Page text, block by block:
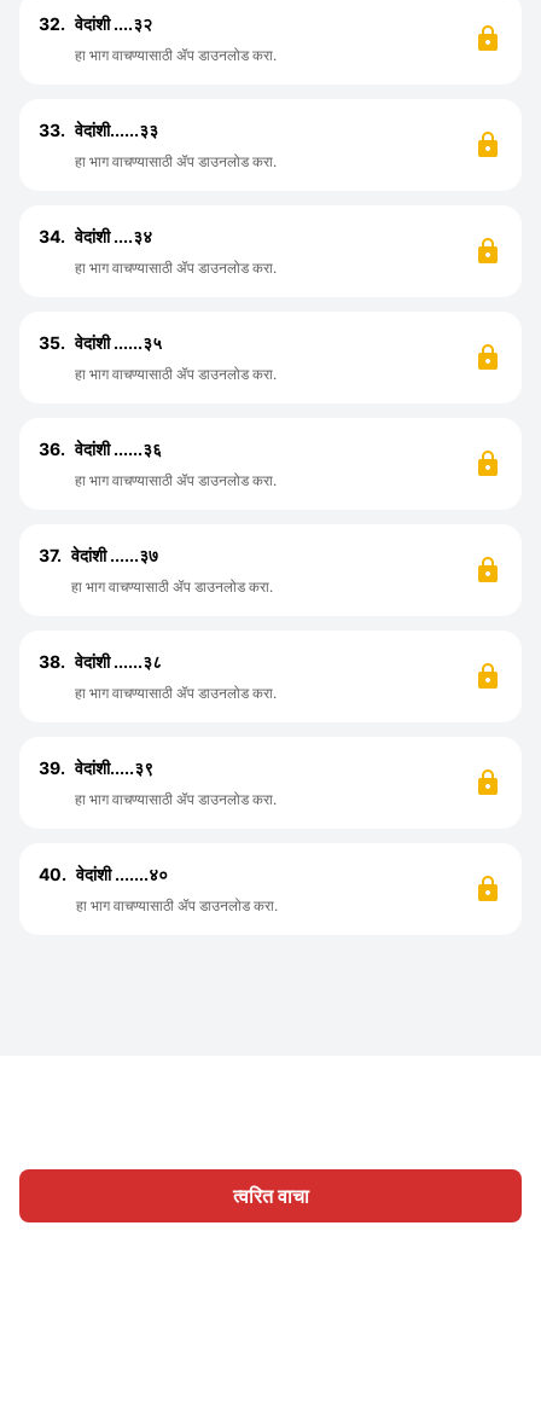
त्वरित वाचा
32. वेदांशी ....३२
हा भाग वाचण्यासाठी ॲप डाउनलोड करा.
33. वेदांशी......३३
हा भाग वाचण्यासाठी ॲप डाउनलोड करा.
34. वेदांशी ....३४
हा भाग वाचण्यासाठी ॲप डाउनलोड करा.
35. वेदांशी ......३५
हा भाग वाचण्यासाठी ॲप डाउनलोड करा.
36. वेदांशी ......३६
हा भाग वाचण्यासाठी ॲप डाउनलोड करा.
37. वेदांशी ......३७
हा भाग वाचण्यासाठी ॲप डाउनलोड करा.
38. वेदांशी ......३८
हा भाग वाचण्यासाठी ॲप डाउनलोड करा.
39. वेदांशी.....३९
हा भाग वाचण्यासाठी ॲप डाउनलोड करा.
40. वेदांशी .......४०
हा भाग वाचण्यासाठी ॲप डाउनलोड करा.
होम श्रेणी लिहा लेख साइन इन